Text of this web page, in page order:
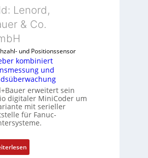
k
o
m
i
n
i
e
r
t
P
o
i
t
Lenord,
& Co.
und Positionssensor
kombiniert
und
erweitert sein
digitaler MiniCoder um
mit serieller
für Fanuc-
: